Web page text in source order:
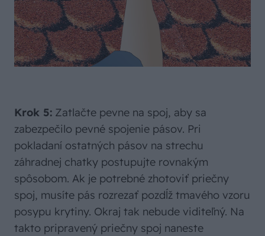
Krok 5: Zatlačte pevne na spoj, aby sa
zabezpečilo pevné spojenie pásov. Pri
pokladaní ostatných pásov na strechu
záhradnej chatky postupujte rovnakým
spôsobom. Ak je potrebné zhotoviť priečny
spoj, musíte pás rozrezať pozdĺž tmavého vzoru
posypu krytiny. Okraj tak nebude viditeľný. Na
takto pripravený priečny spoj naneste